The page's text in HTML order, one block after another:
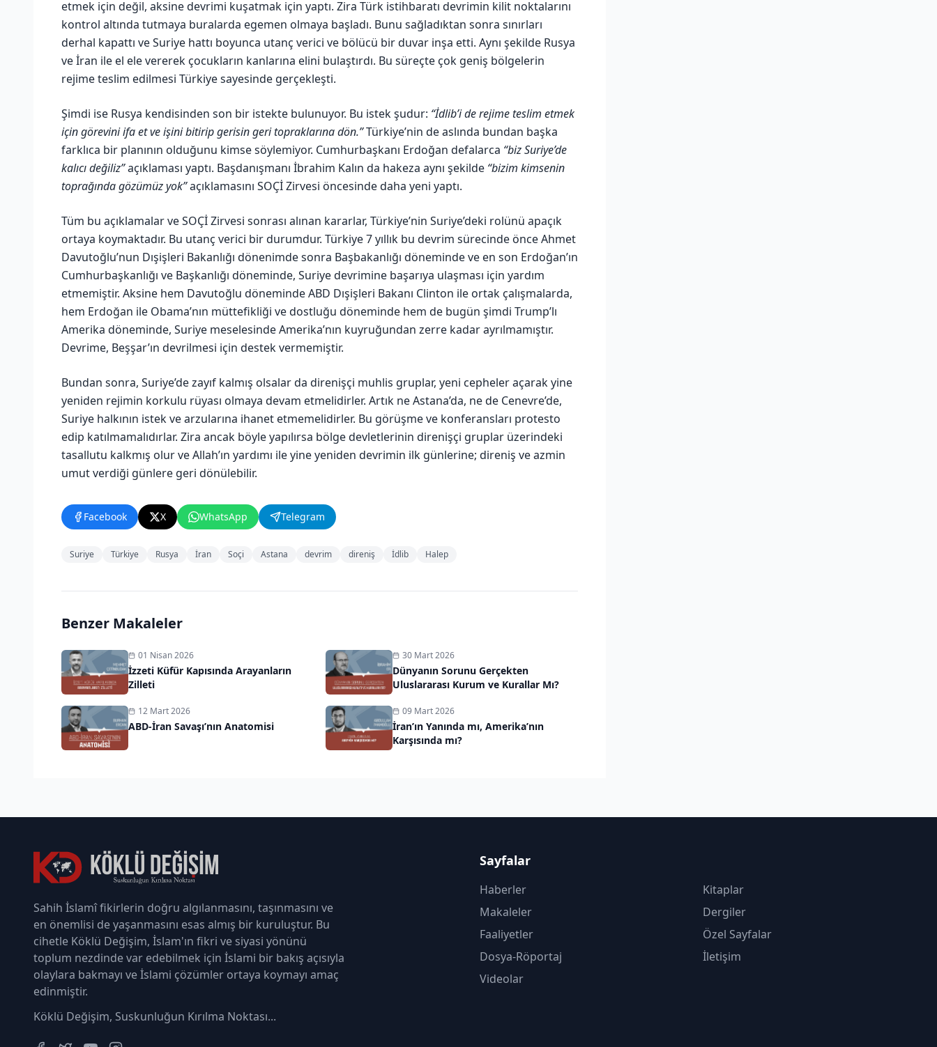
etmek için değil, aksine devrimi kuşatmak için yaptı. Zira Türk istihbaratı devrimin kilit noktalarını
kontrol altında tutmaya buralarda egemen olmaya başladı. Bunu sağladıktan sonra sınırları
derhal kapattı ve Suriye hattı boyunca utanç verici ve bölücü bir duvar inşa etti. Aynı şekilde Rusya
ve İran ile el ele vererek çocukların kanlarına elini bulaştırdı. Bu süreçte çok geniş bölgelerin
rejime teslim edilmesi Türkiye sayesinde gerçekleşti.
Şimdi ise Rusya kendisinden son bir istekte bulunuyor. Bu istek şudur: “İdlib’i de rejime teslim etmek
için görevini ifa et ve işini bitirip gerisin geri topraklarına dön.”Türkiye’nin de aslında bundan başka
farklıca bir planının olduğunu kimse söylemiyor. Cumhurbaşkanı Erdoğan defalarca “biz Suriye’de
kalıcı değiliz”açıklaması yaptı. Başdanışmanı İbrahim Kalın da hakeza aynı şekilde “bizim kimsenin
toprağında gözümüz yok”açıklamasını SOÇİ Zirvesi öncesinde daha yeni yaptı.
Tüm bu açıklamalar ve SOÇİ Zirvesi sonrası alınan kararlar, Türkiye’nin Suriye’deki rolünü apaçık
ortaya koymaktadır. Bu utanç verici bir durumdur. Türkiye 7 yıllık bu devrim sürecinde önce Ahmet
Davutoğlu’nun Dışişleri Bakanlığı dönenimde sonra Başbakanlığı döneminde ve en son Erdoğan’ın
Cumhurbaşkanlığı ve Başkanlığı döneminde, Suriye devrimine başarıya ulaşması için yardım
etmemiştir. Aksine hem Davutoğlu döneminde ABD Dışişleri Bakanı Clinton ile ortak çalışmalarda,
hem Erdoğan ile Obama’nın müttefikliği ve dostluğu döneminde hem de bugün şimdi Trump’lı
Amerika döneminde, Suriye meselesinde Amerika’nın kuyruğundan zerre kadar ayrılmamıştır.
Devrime, Beşşar’ın devrilmesi için destek vermemiştir.
Bundan sonra, Suriye’de zayıf kalmış olsalar da direnişçi muhlis gruplar, yeni cepheler açarak yine
yeniden rejimin korkulu rüyası olmaya devam etmelidirler. Artık ne Astana’da, ne de Cenevre’de,
Suriye halkının istek ve arzularına ihanet etmemelidirler. Bu görüşme ve konferansları protesto
edip katılmamalıdırlar. Zira ancak böyle yapılırsa bölge devletlerinin direnişçi gruplar üzerindeki
tasallutu kalkmış olur ve Allah’ın yardımı ile yine yeniden devrimin ilk günlerine; direniş ve azmin
umut verdiği günlere geri dönülebilir.
Facebook X WhatsApp Telegram
Suriye Türkiye Rusya İran Soçi Astana devrim direniş İdlib Halep
Benzer Makaleler
01 Nisan 2026
İzzeti Küfür Kapısında Arayanların
Zilleti
30 Mart 2026
Dünyanın Sorunu Gerçekten
Uluslararası Kurum ve Kurallar Mı?
12 Mart 2026
ABD-İran Savaşı’nın Anatomisi
09 Mart 2026
İran’ın Yanında mı, Amerika’nın
Karşısında mı?
Sahih İslamî fikirlerin doğru algılanmasını, taşınmasını ve
en önemlisi de yaşanmasını esas almış bir kuruluştur. Bu
cihetle Köklü Değişim, İslam'ın fikri ve siyasi yönünü
toplum nezdinde var edebilmek için İslami bir bakış açısıyla
olaylara bakmayı ve İslami çözümler ortaya koymayı amaç
edinmiştir.
Köklü Değişim, Suskunluğun Kırılma Noktası...
Sayfalar
Haberler
Makaleler
Faaliyetler
Dosya-Röportaj
Videolar
Kitaplar
Dergiler
Özel Sayfalar
İletişim